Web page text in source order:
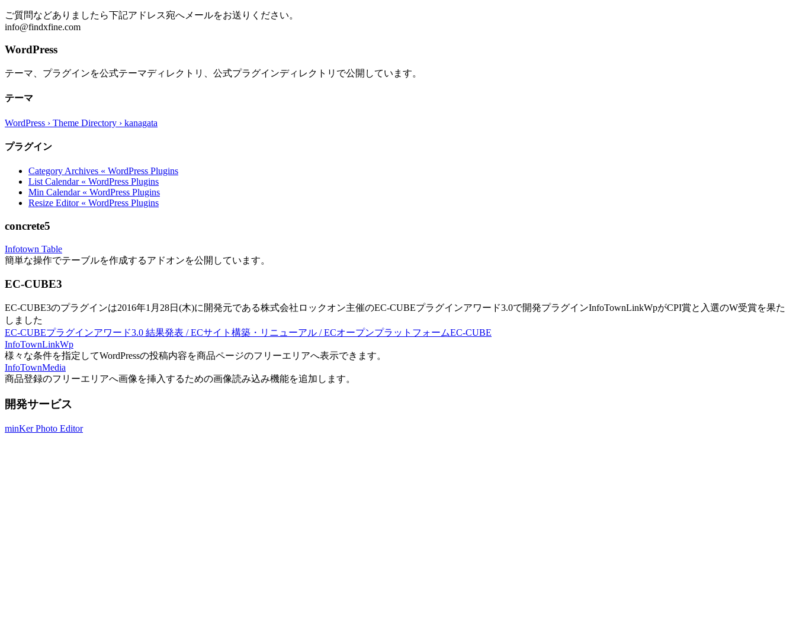
ご質問などありましたら下記アドレス宛へメールをお送りください。
info@findxfine.com
WordPress
テーマ、プラグインを公式テーマディレクトリ、公式プラグインディレクトリで公開しています。
テーマ
WordPress › Theme Directory › kanagata
プラグイン
Category Archives « WordPress Plugins
List Calendar « WordPress Plugins
Min Calendar « WordPress Plugins
Resize Editor « WordPress Plugins
concrete5
Infotown Table
簡単な操作でテーブルを作成するアドオンを公開しています。
EC-CUBE3
EC-CUBE3のプラグインは2016年1月28日(木)に開発元である株式会社ロックオン主催のEC-CUBEプラグインアワード3.0で開発プラグインInfoTownLinkWpがCPI賞と入選のW受賞を果た
しました
EC-CUBEプラグインアワード3.0 結果発表 / ECサイト構築・リニューアル / ECオープンプラットフォームEC-CUBE
InfoTownLinkWp
様々な条件を指定してWordPressの投稿内容を商品ページのフリーエリアへ表示できます。
InfoTownMedia
商品登録のフリーエリアへ画像を挿入するための画像読み込み機能を追加します。
開発サービス
minKer Photo Editor